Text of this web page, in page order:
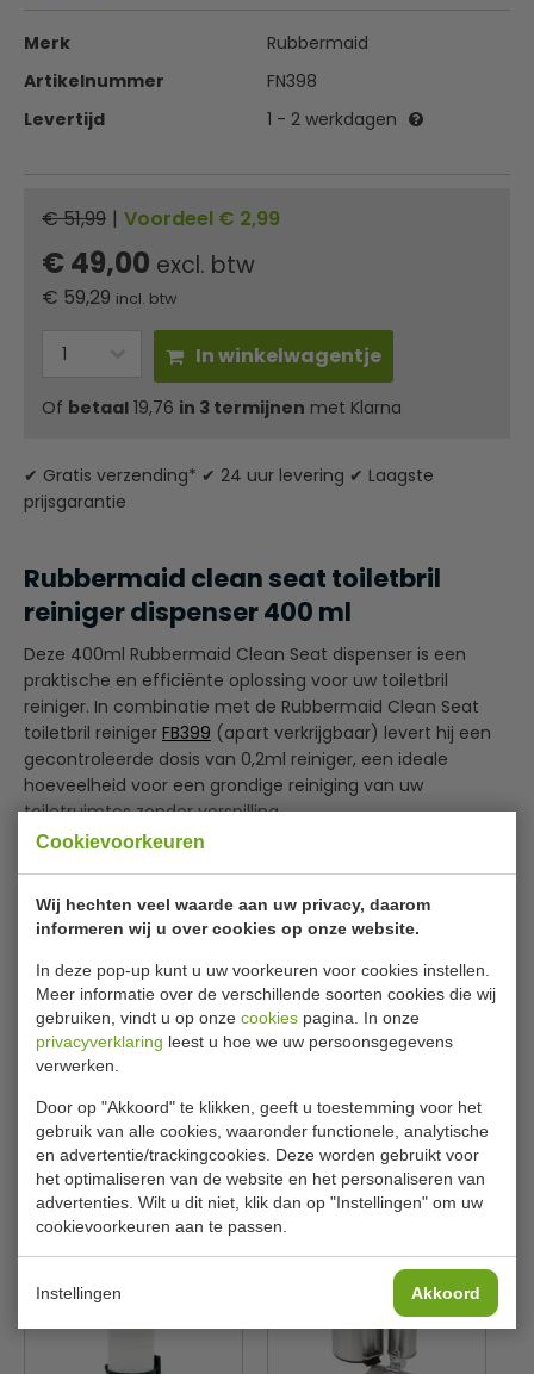
Cookievoorkeuren
Wij hechten veel waarde aan uw privacy, daarom
informeren wij u over cookies op onze website.
In deze pop-up kunt u uw voorkeuren voor cookies instellen.
Meer informatie over de verschillende soorten cookies die wij
gebruiken, vindt u op onze cookies pagina. In onze
privacyverklaring leest u hoe we uw persoonsgegevens
verwerken.
Door op "Akkoord" te klikken, geeft u toestemming voor het
gebruik van alle cookies, waaronder functionele, analytische
en advertentie/trackingcookies. Deze worden gebruikt voor
het optimaliseren van de website en het personaliseren van
advertenties. Wilt u dit niet, klik dan op "Instellingen" om uw
cookievoorkeuren aan te passen.
Instellingen Akkoord
Merk
Rubbermaid
Artikelnummer
FN398
Levertijd
1 - 2 werkdagen
€ 51,99 | Voordeel € 2,99
€ 49,00 excl. btw
€ 59,29 incl. btw
In winkelwagentje
Of betaal 19,76 in 3 termijnen met Klarna
✔ Gratis verzending* ✔ 24 uur levering ✔ Laagste
prijsgarantie
Rubbermaid clean seat toiletbril
reiniger dispenser 400 ml
Deze 400ml Rubbermaid Clean Seat dispenser is een
praktische en efficiënte oplossing voor uw toiletbril
reiniger. In combinatie met de Rubbermaid Clean Seat
toiletbril reiniger FB399 (apart verkrijgbaar) levert hij een
gecontroleerde dosis van 0,2ml reiniger, een ideale
hoeveelheid voor een grondige reiniging van uw
toiletruimtes zonder verspilling.
apparaat bij te vullen.
Doseert 0,2ml reiniger per keer voor een grondige
reiniging
Gecontroleerde dosering gaat verspilling tegen
Eenvoudig bij te vullen door praktisch ontwerp
Met venster om eenvoudig het vulniveau af te lezen
Strak design past in iedere toiletruimte
Voor gebruik met de FN399400ml Rubbermaid Clean
Seat toiletbril reiniger (apart verkrijgbaar)
Specificaties
Artikel
FN398
Afmetingen H x B x D
21,4 x 10,5 x 13,5 cm
Kleur
Wit
Materiaal
Capaciteit
400 ml
Is dit iets voor jou?